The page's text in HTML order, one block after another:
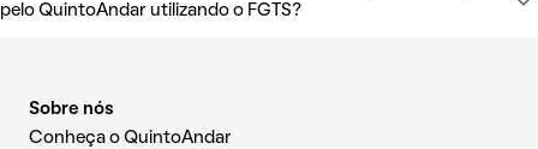
pelo QuintoAndar utilizando o FGTS?
Sobre nós
Conheça o QuintoAndar